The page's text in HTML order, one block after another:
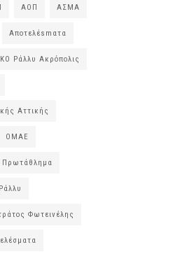
ΑΟΠ ΑΣΜΑ
Αποτελέsmατα
Ράλλυ Ακρόπολις
Αττικής
ΟΜΑΕ
Πρωτάθλημα
Ράλλυ
Φωτεινέλης